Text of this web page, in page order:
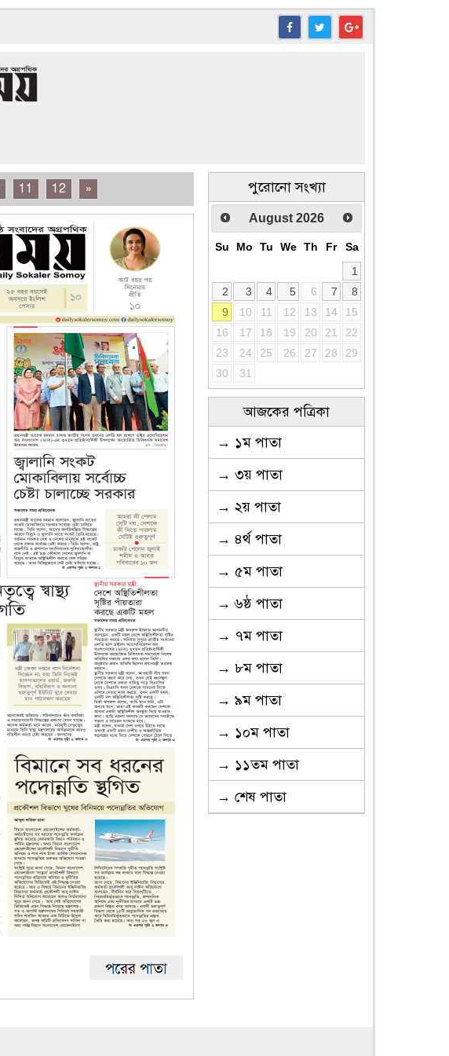
11 12 » পুরোনো সংখ্যা
August 2026
Su Mo Tu We Th Fr
Sa
1
2
3 4 5 6 7
8
9
10 11 12 13 14
15
16
17 18 19 20 21
22
23
24 25 26 27 28
29
30
31
আজকের পত্রিকা
→ ১ম পাতা
→ ৩য় পাতা
→ ২য় পাতা
→ ৪র্থ পাতা
→ ৫ম পাতা
→ ৬ষ্ঠ পাতা
→ ৭ম পাতা
→ ৮ম পাতা
→ ৯ম পাতা
→ ১০ম পাতা
→ ১১তম পাতা
→ শেষ পাতা